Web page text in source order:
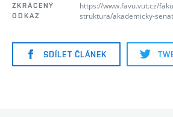
ZKRÁCENÝ
ODKAZ
https://www.favu.vut.cz/
struktura/akademicky-
SDÍLET ČLÁNEK